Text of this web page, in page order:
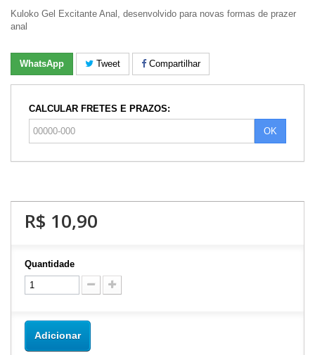
Kuloko Gel Excitante Anal, desenvolvido para novas formas de prazer
anal
WhatsApp Tweet Compartilhar
CALCULAR FRETES E PRAZOS:
OK
R$ 10,90
Quantidade
Adicionar